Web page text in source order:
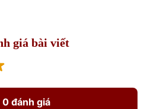
giá bài viết
0 đánh giá